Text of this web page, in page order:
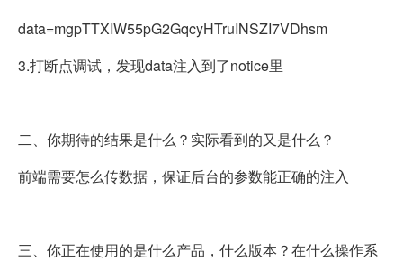
data=mgpTTXIW55pG2GqcyHTruINSZI7VDhsm
3.打断点调试，发现data注入到了notice里
二、你期待的结果是什么？实际看到的又是什么？
前端需要怎么传数据，保证后台的参数能正确的注入
三、你正在使用的是什么产品，什么版本？在什么操作系